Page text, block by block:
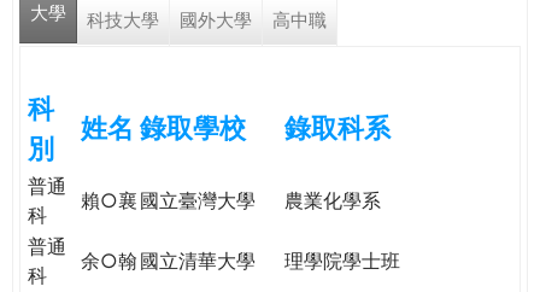
格。
e
e
r
e
大學 科技大學 國外大學 高中職
科
別
姓名 錄取學校 錄取科系
普通
科
賴○襄 國立臺灣大學
農業化學系
普通
科
余○翰 國立清華大學
理學院學士班